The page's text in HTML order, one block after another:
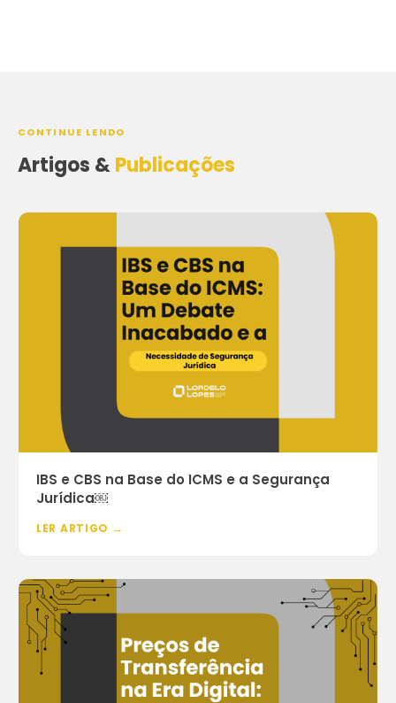
CONTINUE LENDO
Artigos &Publicações
IBS e CBS na Base do ICMS e a Segurança
Jurídica￼
LER ARTIGO →